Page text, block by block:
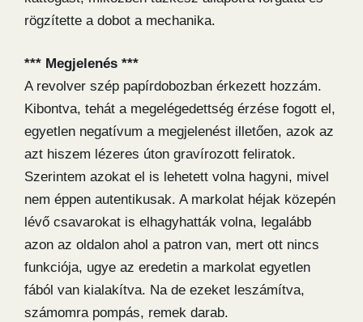
rögzítette a dobot a mechanika.
*** Megjelenés ***
A revolver szép papírdobozban érkezett hozzám.
Kibontva, tehát a megelégedettség érzése fogott el,
egyetlen negatívum a megjelenést illetően, azok az
azt hiszem lézeres úton gravírozott feliratok.
Szerintem azokat el is lehetett volna hagyni, mivel
nem éppen autentikusak. A markolat héjak közepén
lévő csavarokat is elhagyhatták volna, legalább
azon az oldalon ahol a patron van, mert ott nincs
funkciója, ugye az eredetin a markolat egyetlen
fából van kialakítva. Na de ezeket leszámítva,
számomra pompás, remek darab.